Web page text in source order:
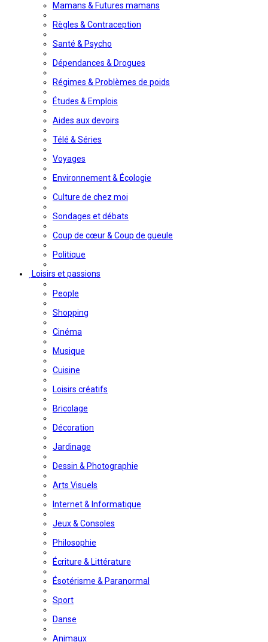
Mamans & Futures mamans
Règles & Contraception
Santé & Psycho
Dépendances & Drogues
Régimes & Problèmes de poids
Études & Emplois
Aides aux devoirs
Télé & Séries
Voyages
Environnement & Écologie
Culture de chez moi
Sondages et débats
Coup de cœur & Coup de gueule
Politique
Loisirs et passions
People
Shopping
Cinéma
Musique
Cuisine
Loisirs créatifs
Bricolage
Décoration
Jardinage
Dessin & Photographie
Arts Visuels
Internet & Informatique
Jeux & Consoles
Philosophie
Écriture & Littérature
Ésotérisme & Paranormal
Sport
Danse
Animaux